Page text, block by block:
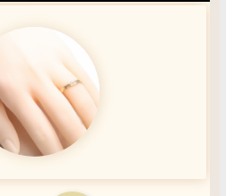
／
カード決済
手続き』のリンクから
い